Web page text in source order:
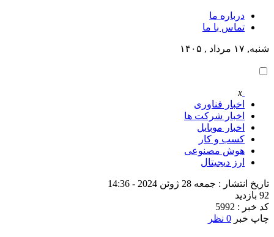
درباره ما
تماس با ما
شنبه, ۱۷ مرداد , ۱۴۰۵
x
اخبار فناوری
اخبار شرکت ها
اخبار موبایل
کسب و کار
هوش مصنوعی
ارز دیجیتال
تاریخ انتشار : جمعه 28 ژوئن 2024 - 14:36
92 بازدید
کد خبر : 5992
چاپ خبر 0 نظر